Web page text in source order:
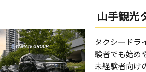
山手観光
タクシードラ
験者でも始め
未経験者向け